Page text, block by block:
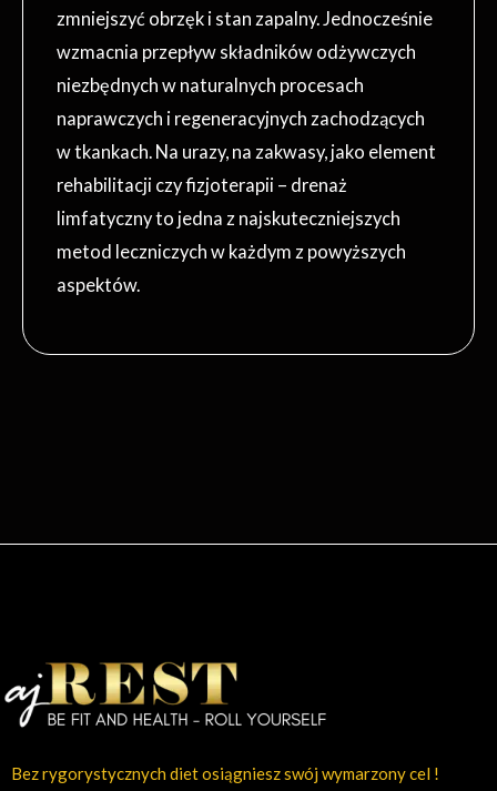
zmniejszyć obrzęk i stan zapalny. Jednocześnie
wzmacnia przepływ składników odżywczych
niezbędnych w naturalnych procesach
naprawczych i regeneracyjnych zachodzących
w tkankach. Na urazy, na zakwasy, jako element
rehabilitacji czy fizjoterapii – drenaż
limfatyczny to jedna z najskuteczniejszych
metod leczniczych w każdym z powyższych
aspektów.
Bez rygorystycznych diet osiągniesz swój wymarzony cel !